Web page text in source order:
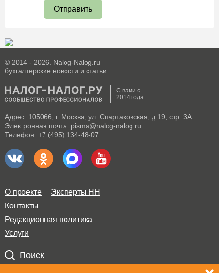
Отправить
© 2014 - 2026. Nalog-Nalog.ru
бухгалтерские новости и статьи.
С вами с
2014 года
Адрес: 105066, г. Москва, ул. Спартаковская, д.19, стр. 3А
Электронная почта: pisma@nalog-nalog.ru
Телефон: +7 (495) 134-48-07
О проекте
Эксперты НН
Контакты
Редакционная политика
Услуги
Поиск